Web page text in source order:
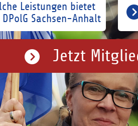
Leistungen bietet
DPolG Sachsen-Anhalt
Jetzt